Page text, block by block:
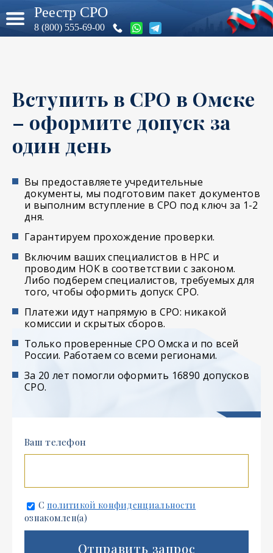
Реестр СРО
8 (800) 555-69-00
Вступить в СРО в Омске
– оформите допуск за
один день
Вы предоставляете учредительные
документы, мы подготовим пакет документов
и выполним вступление в СРО под ключ за 1-2
дня.
Гарантируем прохождение проверки.
Включим ваших специалистов в НРС и
проводим НОК в соответствии с законом.
Либо подберем специалистов, требуемых для
того, чтобы оформить допуск СРО.
Платежи идут напрямую в СРО: никакой
комиссии и скрытых сборов.
Только проверенные СРО Омска и по всей
России. Работаем со всеми регионами.
За 20 лет помогли оформить 16890 допусков
СРО.
Ваш телефон
С политикой конфиденциальности
ознакомлен(а)
Отправить запрос